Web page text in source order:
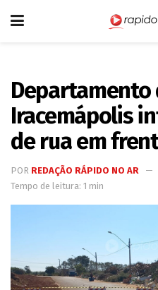
Departamento
Iracemápolis
de rua em
POR REDAÇÃO RÁPIDO NO AR
Tempo de leitura: 1 min